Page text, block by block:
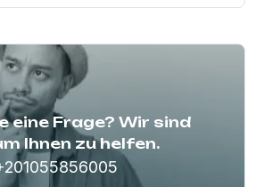
eine Frage? Wir sind
Ihnen zu helfen.